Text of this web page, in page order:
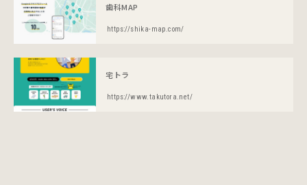
歯科MAP
https://shika-map.com/
宅トラ
https://www.takutora.net/